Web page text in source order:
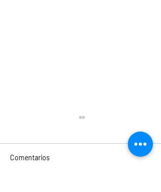
Comentarios